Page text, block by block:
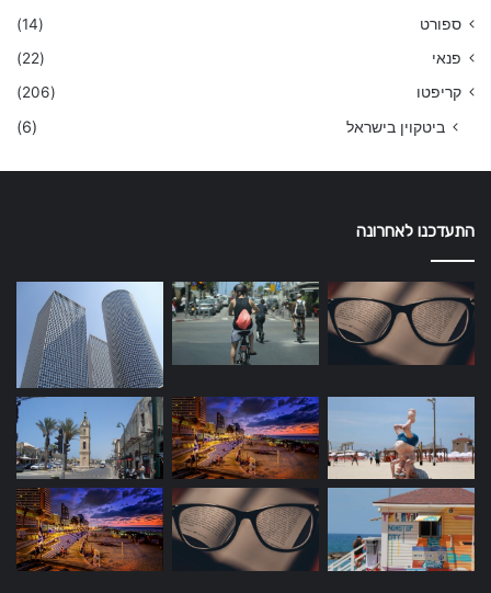
ספורט
(14)
פנאי
(22)
קריפטו
(206)
ביטקוין בישראל (6)
התעדכנו לאחרונה